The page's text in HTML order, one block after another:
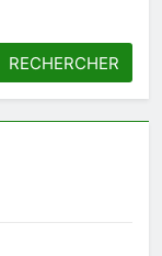
RECHERCHER